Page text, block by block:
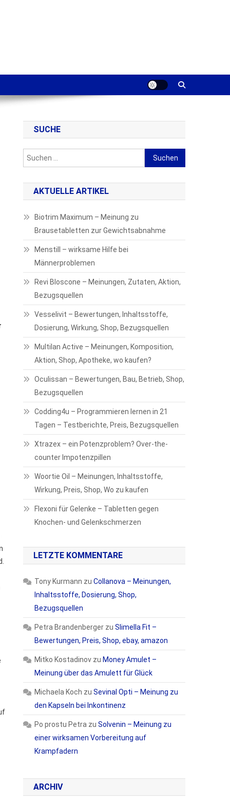
SUCHE
Suchen
nach:
AKTUELLE ARTIKEL
Biotrim Maximum – Meinung zu
Brausetabletten zur Gewichtsabnahme
Menstill – wirksame Hilfe bei
Männerproblemen
Revi Bloscone – Meinungen, Zutaten, Aktion,
Bezugsquellen
Vesselivit – Bewertungen, Inhaltsstoffe,
Dosierung, Wirkung, Shop, Bezugsquellen
Multilan Active – Meinungen, Komposition,
Aktion, Shop, Apotheke, wo kaufen?
Oculissan – Bewertungen, Bau, Betrieb, Shop,
Bezugsquellen
Codding4u – Programmieren lernen in 21
Tagen – Testberichte, Preis, Bezugsquellen
Xtrazex – ein Potenzproblem? Over-the-
counter Impotenzpillen
Woortie Oil – Meinungen, Inhaltsstoffe,
Wirkung, Preis, Shop, Wo zu kaufen
Flexoni für Gelenke – Tabletten gegen
Knochen- und Gelenkschmerzen
LETZTE KOMMENTARE
Tony Kurmann zuCollanova – Meinungen,
Inhaltsstoffe, Dosierung, Shop,
Bezugsquellen
Petra Brandenberger zuSlimella Fit –
Bewertungen, Preis, Shop, ebay, amazon
Mitko Kostadinov zu Money Amulet –
Meinung über das Amulett für Glück
Michaela Koch zuSevinal Opti – Meinung zu
den Kapseln bei Inkontinenz
Po prostu Petra zuSolvenin – Meinung zu
einer wirksamen Vorbereitung auf
Krampfadern
ARCHIV